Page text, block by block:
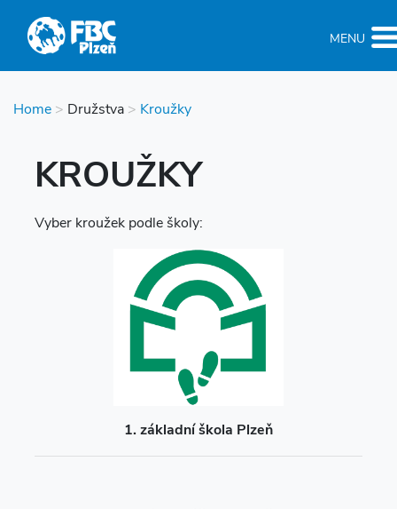
MENU
Home > Družstva > Kroužky
KROUŽKY
Vyber kroužek podle školy:
1. základní škola Plzeň